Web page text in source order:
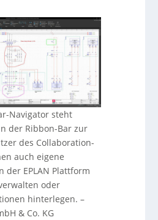
Navigator steht
der Ribbon-Bar zur
des Collaboration-
auch eigene
der EPLAN Plattform
oder
hinterlegen. –
& Co. KG